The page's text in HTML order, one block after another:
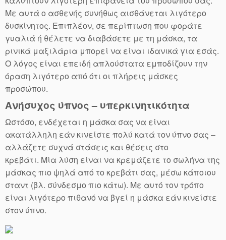
Με αυτά ο ασθενής συνήθως αισθάνεται λιγότερο
δυσκίνητος. Επιπλέον, σε περίπτωση που φοράτε
γυαλιά ή θέλετε να διαβάσετε με τη μάσκα, τα
ρινικά μαξιλάρια μπορεί να είναι ιδανικά για εσάς.
Ο λόγος είναι επειδή απλούστατα εμποδίζουν την
όραση λιγότερο από ότι οι πλήρεις μάσκες
προσώπου.
Ανήσυχος ύπνος – υπερκινητικότητα
Ωστόσο, ενδέχεται η μάσκα σας να είναι
ακατάλληλη εάν κινείστε πολύ κατά τον ύπνο σας –
αλλάζετε συχνά στάσεις και θέσεις στο
κρεβάτι. Μία λύση είναι να κρεμάζετε το σωλήνα της
μάσκας πιο ψηλά από το κρεβάτι σας, μέσω κάποιου
σταντ (βλ. σύνδεσμο πιο κάτω). Με αυτό τον τρόπο
είναι λιγότερο πιθανό να βγεί η μάσκα εάν κινείστε
στον ύπνο.